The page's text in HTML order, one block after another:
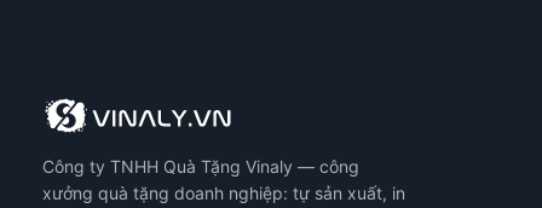
Công ty TNHH Quà Tặng Vinaly — công
xưởng quà tặng doanh nghiệp: tự sản xuất, in